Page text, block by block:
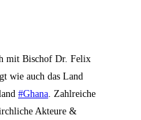
mit Bischof Dr. Felix
wie auch das Land
#Ghana . Zahlreiche
Akteure &